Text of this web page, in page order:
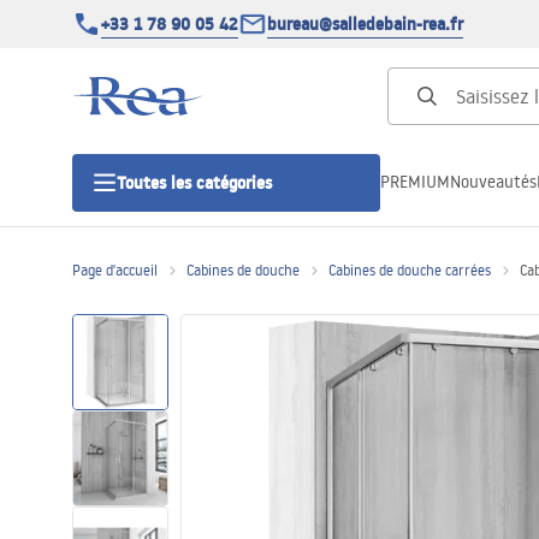
+33 1 78 90 05 42 bureau@salledebain-rea.fr
Toutes les catégories
Receveurs de douche
Caniveaux de douche
PREMIUMNouveautés
Page d'accueil Cabines de douche Cabines de douche carrées